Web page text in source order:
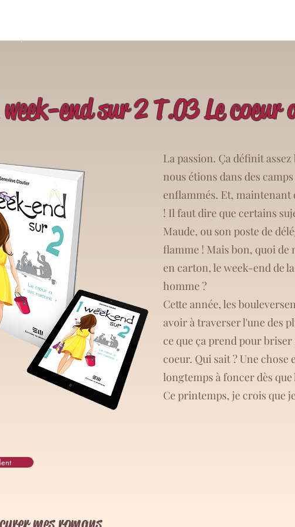
end sur 2 T.03 Le coeur
La passion. Ça définit
nous étions dans des
enflammés. Et, maintenant
! Il faut dire que certains
Maude, ou son poste de
flamme ! Mais bon, quoi de
en carton, le week-end de
homme ?
Cette année, les
avoir à traverser l'une des
ce que ça prend pour
coeur. Qui sait ? Une
longtemps à foncer dès
Ce printemps, je crois que